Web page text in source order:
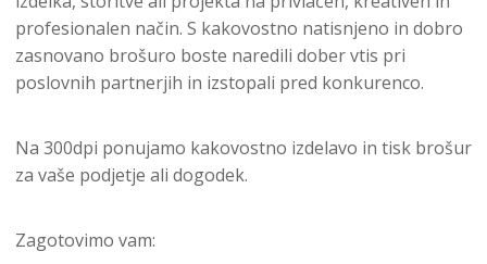
profesionalen način. S kakovostno natisnjeno in dobro
zasnovano brošuro boste naredili dober vtis pri
poslovnih partnerjih in izstopali pred konkurenco.
Na 300dpi ponujamo kakovostno izdelavo in tisk brošur
za vaše podjetje ali dogodek.
Zagotovimo vam: